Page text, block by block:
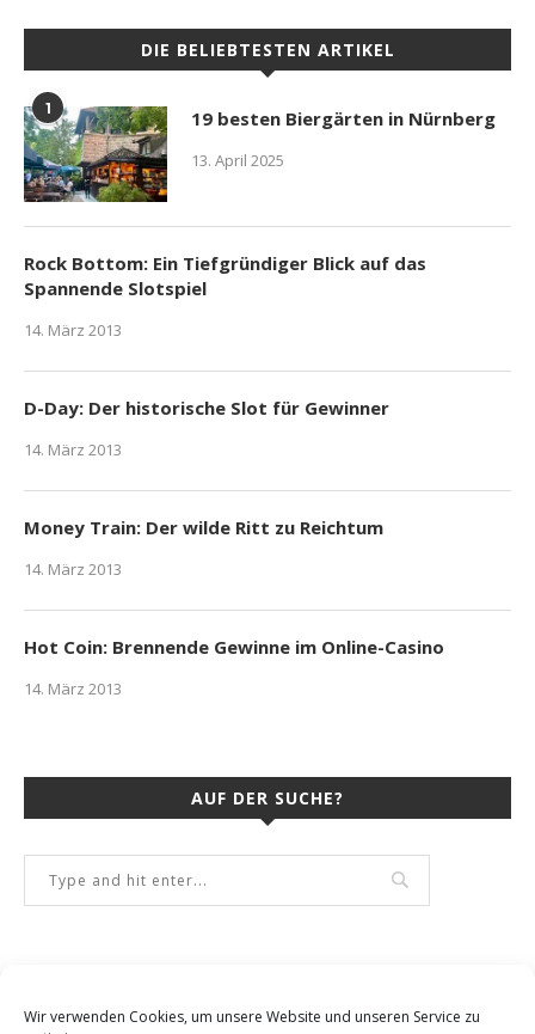
Wir verwenden Cookies, um unsere Website und unseren Service zu
DIE BELIEBTESTEN ARTIKEL
1 19 besten Biergärten in Nürnberg
13. April 2025
Rock Bottom: Ein Tiefgründiger Blick auf das
Spannende Slotspiel
14. März 2013
D-Day: Der historische Slot für Gewinner
14. März 2013
Money Train: Der wilde Ritt zu Reichtum
14. März 2013
Hot Coin: Brennende Gewinne im Online-Casino
14. März 2013
AUF DER SUCHE?